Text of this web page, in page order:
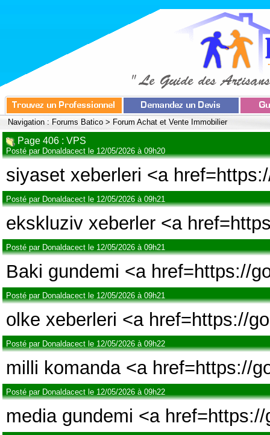
Navigation : Forums Batico > Forum Achat et Vente Immobilier
Page 406 : VPS
Posté par Donaldacect le 12/05/2026 à 09h20
siyaset xeberleri <a
Posté par Donaldacect le 12/05/2026 à 09h21
ekskluziv xeberler <a
Posté par Donaldacect le 12/05/2026 à 09h21
Baki gundemi <a href=https://
Posté par Donaldacect le 12/05/2026 à 09h21
olke xeberleri <a href=https://
Posté par Donaldacect le 12/05/2026 à 09h22
milli komanda <a href=https://
Posté par Donaldacect le 12/05/2026 à 09h22
media gundemi <a